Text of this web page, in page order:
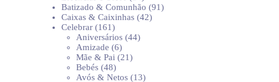
produtos
Batizado & Comunhão 9191
Caixas & Caixinhas 4242
Celebrar 161161
produtos
Aniversários 4444
Amizade 66
produtos
Mãe & Pai 2121
Bebés 4848
produtos
Avós & Netos 1313